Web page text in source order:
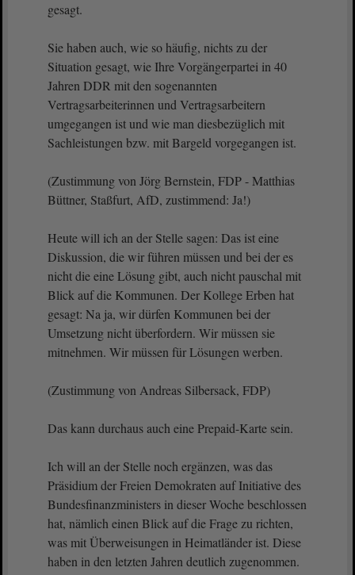
gesagt.
Sie haben auch, wie so häufig, nichts zu der
Situation gesagt, wie Ihre Vorgängerpartei in 40
Jahren DDR mit den sogenannten
Vertragsarbeiterinnen und Vertragsarbeitern
umgegangen ist und wie man diesbezüglich mit
Sachleistungen bzw. mit Bargeld vorgegangen ist.
(Zustimmung von Jörg Bernstein, FDP - Matthias
Büttner, Staßfurt, AfD, zustimmend: Ja!)
Heute will ich an der Stelle sagen: Das ist eine
Diskussion, die wir führen müssen und bei der es
nicht die eine Lösung gibt, auch nicht pauschal mit
Blick auf die Kommunen. Der Kollege Erben hat
gesagt: Na ja, wir dürfen Kommunen bei der
Umsetzung nicht überfordern. Wir müssen sie
mitnehmen. Wir müssen für Lösungen werben.
(Zustimmung von Andreas Silbersack, FDP)
Das kann durchaus auch eine Prepaid-Karte sein.
Ich will an der Stelle noch ergänzen, was das
Präsidium der Freien Demokraten auf Initiative des
Bundesfinanzministers in dieser Woche beschlossen
hat, nämlich einen Blick auf die Frage zu richten,
was mit Überweisungen in Heimatländer ist. Diese
haben in den letzten Jahren deutlich zugenommen.